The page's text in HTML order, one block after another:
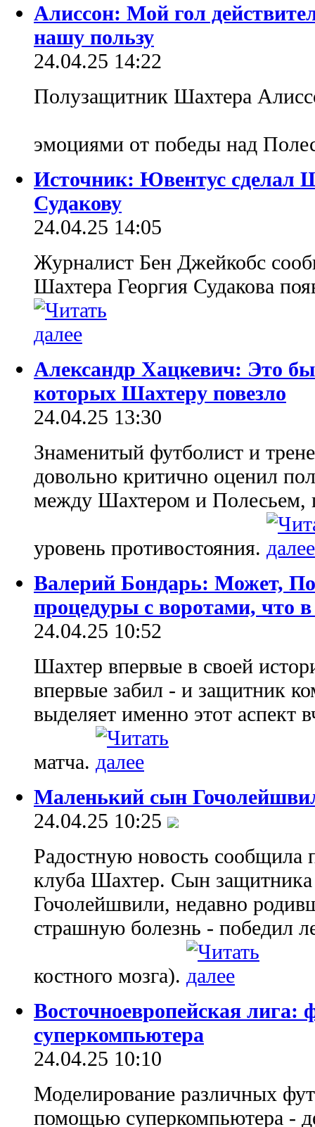
Алиссон: Мой гол
нашу пользу
24.04.25 14:22
Полузащитник Шахтера
эмоциями от победы над
Источник: Ювентус сделал
Судакову
24.04.25 14:05
Журналист Бен Джейкобс
Шахтера Георгия Судакова
Александр Хацкевич: Это
которых Шахтеру повезло
24.04.25 13:30
Знаменитый футболист и
довольно критично оценил
между Шахтером и Полесьем,
уровень противостояния.
Валерий Бондарь: Может,
процедуры с воротами, что в
24.04.25 10:52
Шахтер впервые в своей
впервые забил - и защитник
выделяет именно этот аспект
матча.
Маленький сын
24.04.25 10:25
Радостную новость сообщила
клуба Шахтер. Сын
Гочолейшвили, недавно
страшную болезнь - победил
костного мозга).
Восточноевропейская лига:
суперкомпьютера
24.04.25 10:10
Моделирование различных
помощью суперкомпьютера -